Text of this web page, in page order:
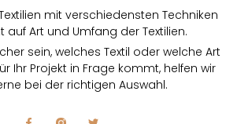
mit verschiedensten Techniken
Art und Umfang der Textilien.
sein, welches Textil oder welche Art
Ihr Projekt in Frage kommt, helfen wir
bei der richtigen Auswahl.